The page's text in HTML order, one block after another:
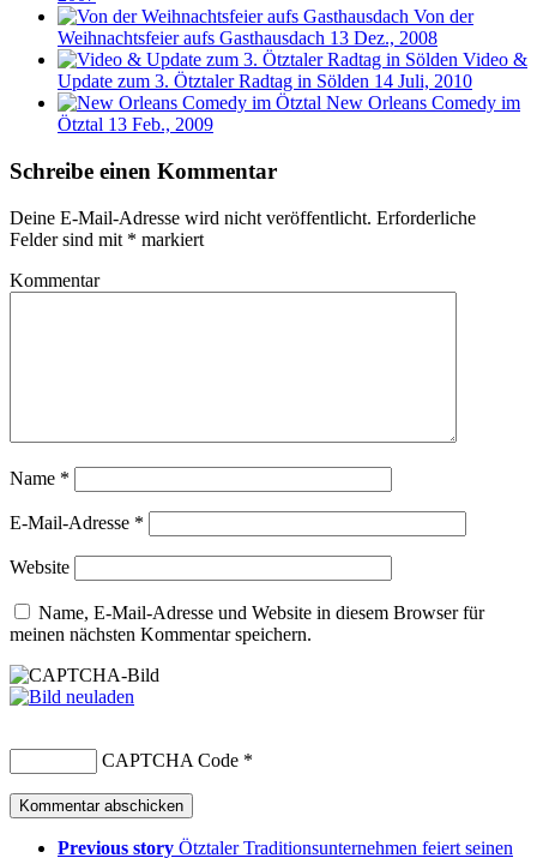
Von der
Weihnachtsfeier aufs Gasthausdach 13 Dez., 2008
Video &
Update zum 3. Ötztaler Radtag in Sölden 14 Juli, 2010
New Orleans Comedy im
Ötztal 13 Feb., 2009
Schreibe einen Kommentar
Deine E-Mail-Adresse wird nicht veröffentlicht. Erforderliche
Felder sind mit * markiert
Kommentar
Name *
E-Mail-Adresse *
Website
Name, E-Mail-Adresse und Website in diesem Browser für
meinen nächsten Kommentar speichern.
CAPTCHA Code *
Previous story Ötztaler Traditionsunternehmen feiert seinen